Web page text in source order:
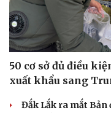
50 cơ sở đủ điều
xuất khẩu sang
Đắk Lắk ra mắt Bản